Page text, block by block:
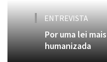
ENTREVISTA
Por uma lei mais
humanizada